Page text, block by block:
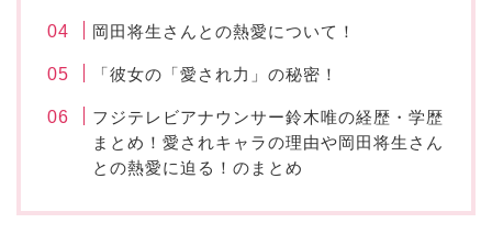
岡田将生さんとの熱愛について！
「彼女の「愛され力」の秘密！
フジテレビアナウンサー鈴木唯の経歴・学歴
まとめ！愛されキャラの理由や岡田将生さん
との熱愛に迫る！のまとめ